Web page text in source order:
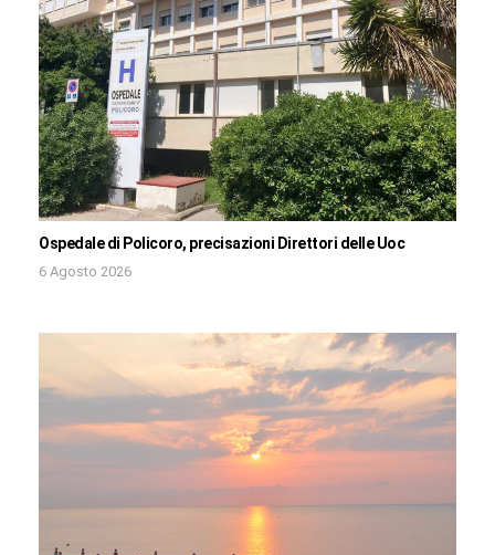
Ospedale di Policoro, precisazioni Direttori delle Uoc
6 Agosto 2026